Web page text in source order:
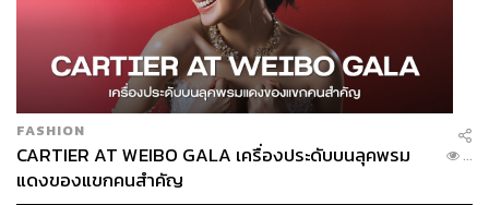
FASHION
CARTIER AT WEIBO GALA เครื่องประดับบนลุคพรม
แดงของแขกคนสำคัญ
...